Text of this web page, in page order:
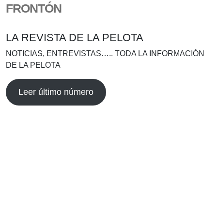
FRONTÓN
LA REVISTA DE LA PELOTA
NOTICIAS, ENTREVISTAS….. TODA LA INFORMACIÓN
DE LA PELOTA
Leer último número